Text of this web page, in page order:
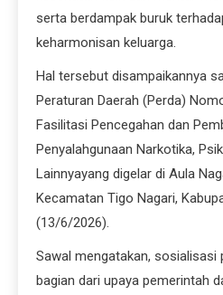
serta berdampak buruk
keharmonisan keluarga.
Hal tersebut disampaikannya
Peraturan Daerah (Perda)
Fasilitasi Pencegahan dan
Penyalahgunaan Narkotika,
Lainnyayang digelar di Aula
Kecamatan Tigo Nagari,
(13/6/2026).
Sawal mengatakan, sosialisasi
bagian dari upaya pemerintah